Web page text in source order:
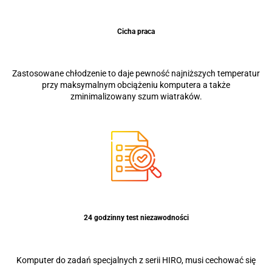
Cicha praca
Zastosowane chłodzenie to daje pewność najniższych temperatur
przy maksymalnym obciążeniu komputera a także
zminimalizowany szum wiatraków.
24 godzinny test niezawodności
Komputer do zadań specjalnych z serii HIRO, musi cechować się